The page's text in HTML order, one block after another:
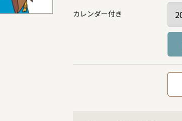
カレンダー付き